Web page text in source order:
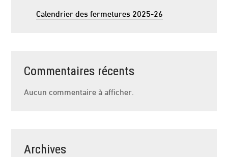
Calendrier des fermetures 2025-26
Commentaires récents
Aucun commentaire à afficher.
Archives